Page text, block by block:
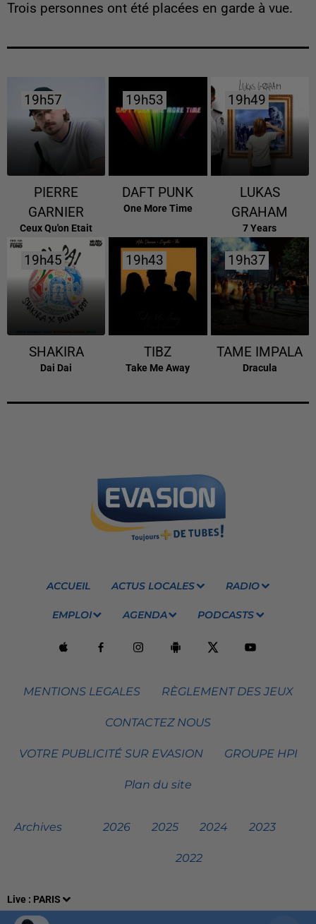
Live : PARIS
Trois personnes ont été placées en garde à vue.
19h57
19h57
PIERRE
GARNIER
Ceux Qu'on Etait
19h53
19h53
DAFT PUNK
One More Time
19h49
19h49
LUKAS
GRAHAM
7 Years
19h45
19h45
SHAKIRA
Dai Dai
19h43
19h43
TIBZ
Take Me Away
19h37
19h37
TAME IMPALA
Dracula
ACCUEIL ACTUS LOCALES RADIO
EMPLOI AGENDA PODCASTS
MENTIONS LEGALES RÈGLEMENT DES JEUX
CONTACTEZ NOUS
VOTRE PUBLICITÉ SUR EVASION GROUPE HPI
Plan du site
Archives 2026 2025 2024 2023
2022